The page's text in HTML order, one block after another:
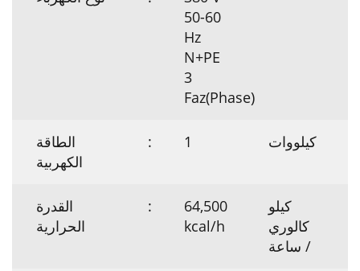
50-60
Hz
N+PE
3
Faz(Phase)
الطاقة
الكهربية
: 1 كيلووات
القدرة
الحرارية
:
64,500
kcal/h
كيلو
كالوري
/ ساعة